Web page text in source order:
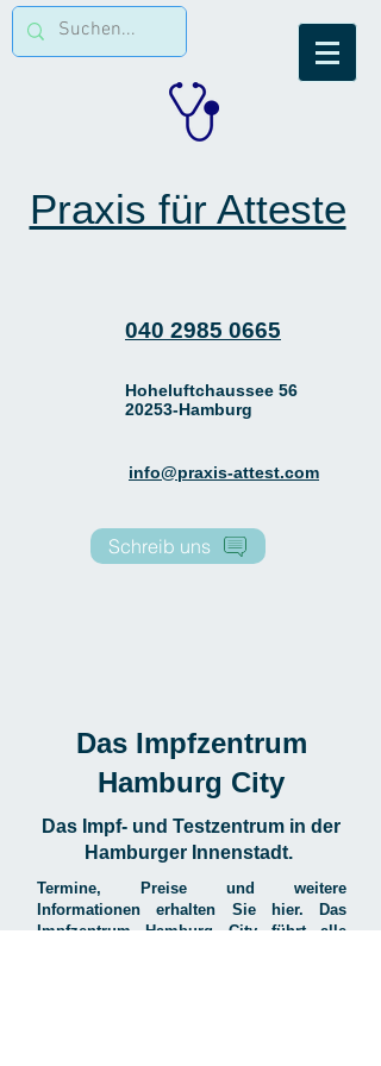
Praxis für Atteste
040 2985 0665
Hoheluftchaussee 56
20253-Hamburg
info@praxis-attest.com
Schreib uns
Das Impfzentrum
Hamburg City
Das Impf- und Testzentrum in der
Hamburger Innenstadt.
Termine, Preise und weitere
Informationen erhalten Sie hier. Das
Impfzentrum Hamburg City führt alle